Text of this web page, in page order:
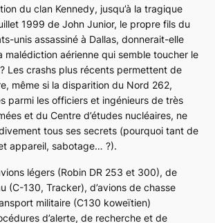
du clan Kennedy, jusqu’à la tragique
1999 de John Junior, le propre fils du
unis assassiné à Dallas, donnerait-elle
malédiction aérienne qui semble toucher le
Les crashs plus récents permettent de
même si la disparition du Nord 262,
parmi les officiers et ingénieurs de très
et du Centre d’études nucléaires, ne
tous ses secrets (pourquoi tant de
appareil, sabotage… ?).
légers (Robin DR 253 et 300), de
(C-130, Tracker), d’avions de chasse
militaire (C130 koweïtien)
d’alerte, de recherche et de